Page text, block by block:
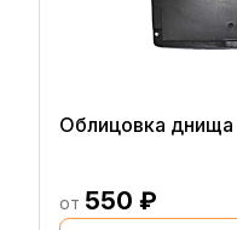
Облицовка днища
от 550 ₽